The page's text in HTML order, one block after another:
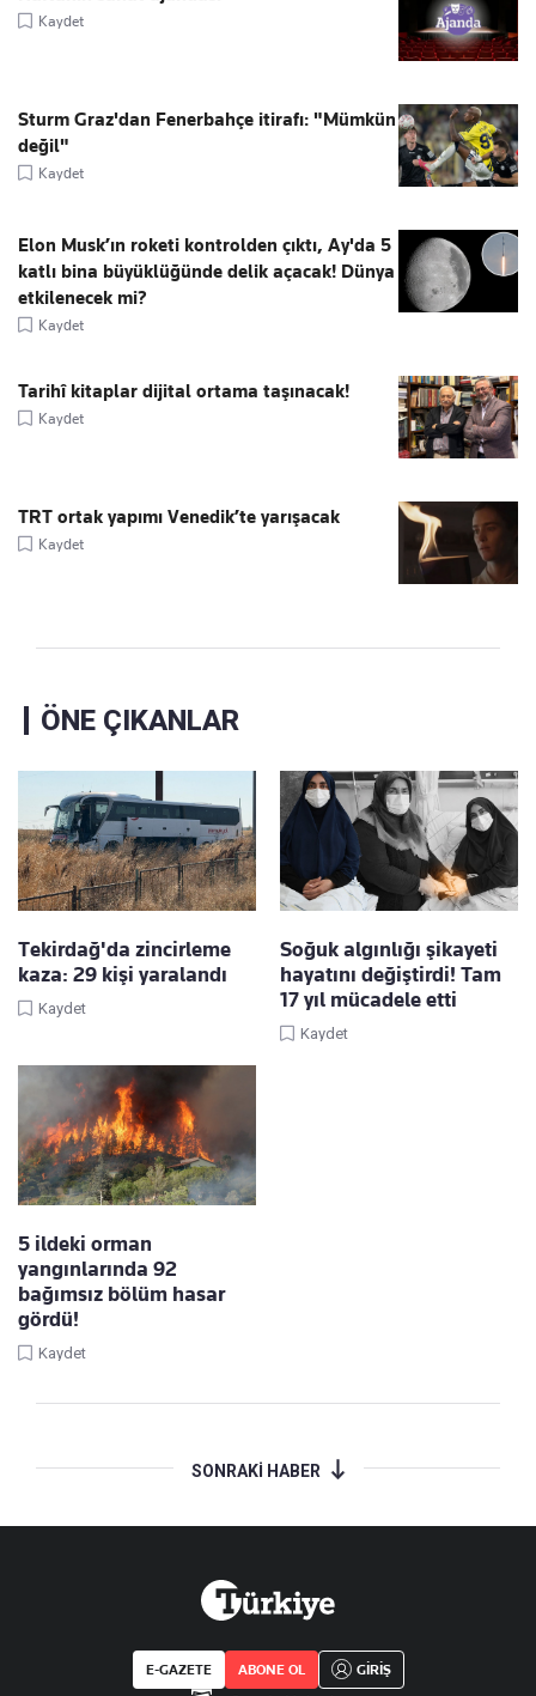
Kaydet
Sturm Graz'dan Fenerbahçe itirafı: "Mümkün
değil"
Kaydet
Elon Musk’ın roketi kontrolden çıktı, Ay'da 5
katlı bina büyüklüğünde delik açacak! Dünya
etkilenecek mi?
Kaydet
Tarihî kitaplar dijital ortama taşınacak!
Kaydet
TRT ortak yapımı Venedik’te yarışacak
Kaydet
ÖNE ÇIKANLAR
Tekirdağ'da zincirleme
kaza: 29 kişi yaralandı
Kaydet
Soğuk algınlığı şikayeti
hayatını değiştirdi! Tam
17 yıl mücadele etti
Kaydet
5 ildeki orman
yangınlarında 92
bağımsız bölüm hasar
gördü!
Kaydet
SONRAKİ HABER
E-GAZETE ABONE OL GİRİŞ